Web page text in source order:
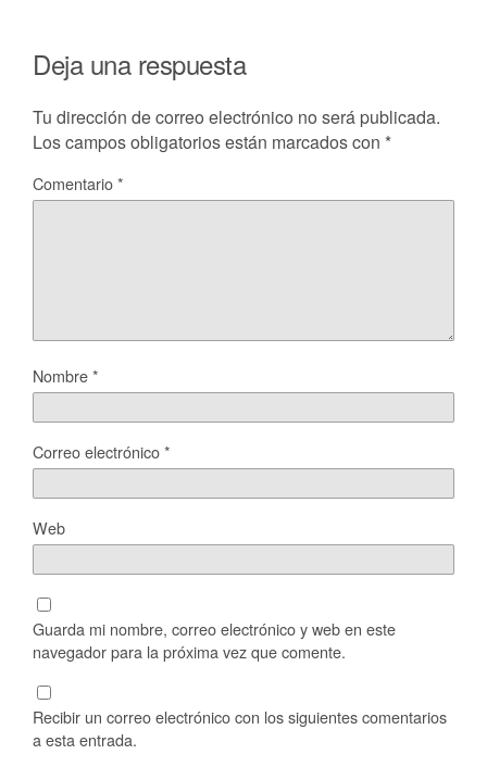
Deja una respuesta
Tu dirección de correo electrónico no será publicada.
Los campos obligatorios están marcados con *
Comentario*
Nombre*
Correo electrónico*
Web
Guarda mi nombre, correo electrónico y web en este
navegador para la próxima vez que comente.
Recibir un correo electrónico con los siguientes comentarios
a esta entrada.